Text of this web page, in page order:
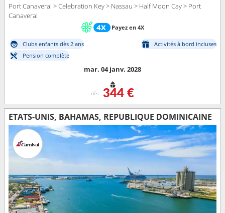
Port Canaveral > Celebration Key > Nassau > Half Moon Cay > Port
Canaveral
Payez en 4X
Clubs enfants dès 2 ans
Activités à bord incluses
Pension complète
mar. 04 janv. 2028
dès 344 €
ÉTATS-UNIS, BAHAMAS, RÉPUBLIQUE DOMINICAINE